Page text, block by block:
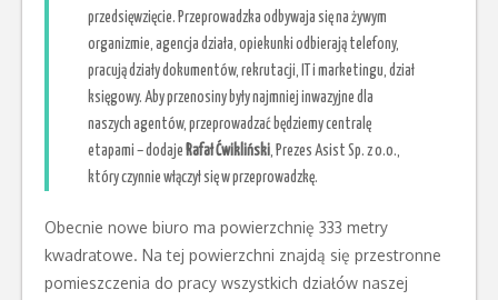
przedsięwzięcie. Przeprowadzka odbywaja się na żywym
organizmie, agencja działa, opiekunki odbierają telefony,
pracują działy dokumentów, rekrutacji, IT i marketingu, dział
księgowy. Aby przenosiny były najmniej inwazyjne dla
naszych agentów, przeprowadzać będziemy centralę
etapami – dodaje Rafał Ćwikliński , Prezes Asist Sp. z o.o.,
który czynnie włączył się w przeprowadzkę.
Obecnie nowe biuro ma powierzchnię 333 metry
kwadratowe. Na tej powierzchni znajdą się przestronne
pomieszczenia do pracy wszystkich działów naszej